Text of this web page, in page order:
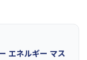
エネルギー マス